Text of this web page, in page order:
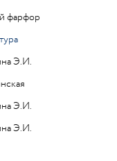
фарфор
Э.И.
Э.И.
Э.И.